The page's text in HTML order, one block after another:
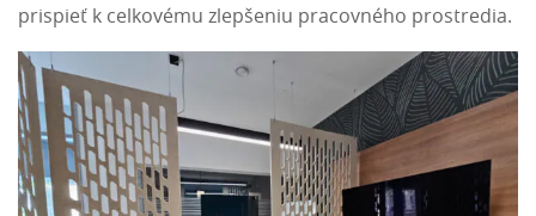
prispieť k celkovému zlepšeniu pracovného prostredia.